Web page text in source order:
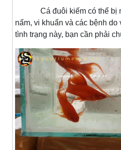
Cá đuôi kiếm có thể bị
nấm, vi khuẩn và các bệnh do
tình trạng này, bạn cần phải